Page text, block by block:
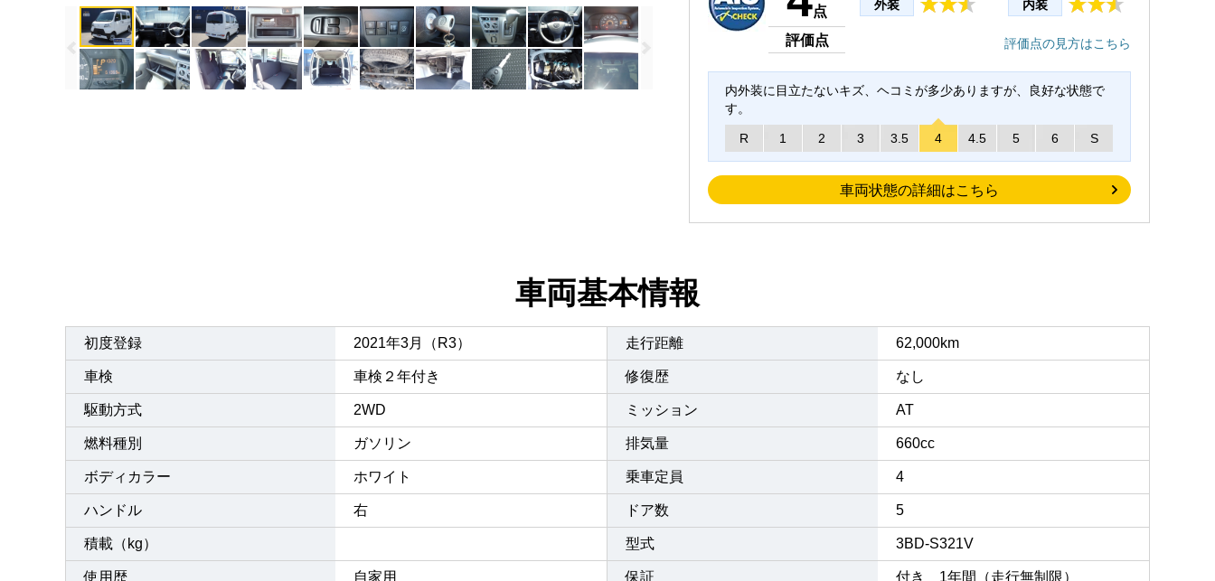
点
評価点
外装 内装
評価点の見方はこちら
内外装に目立たないキズ、ヘコミが多少ありますが、良好な状態で
す。
R 1 2 3 3.5 4 4.5 5 6 S
車両状態の詳細はこちら
車両基本情報
初度登録 2021年3月（R3） 走行距離 62,000km
車検 車検２年付き 修復歴 なし
駆動方式 2WD ミッション AT
燃料種別 ガソリン 排気量 660cc
ボディカラー ホワイト 乗車定員 4
ハンドル 右 ドア数 5
積載（kg） 型式 3BD-S321V
使用歴 自家用 保証 付き 1年間（走行無制限）